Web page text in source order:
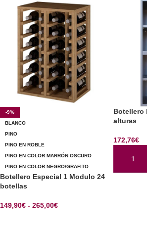
-9%
BLANCO
PINO
PINO EN ROBLE
PINO EN COLOR MARRÓN OSCURO
PINO EN COLOR NEGRO/GRAFITO
Botellero Especial 1 Modulo 24
botellas
149,90€ - 265,00€
Botellero
alturas
172,76€
AÑADIR